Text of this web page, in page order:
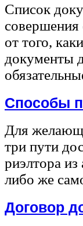
Список
от того,
документы
Способы
Для
три пути
риэлтора из
либо же
Договор